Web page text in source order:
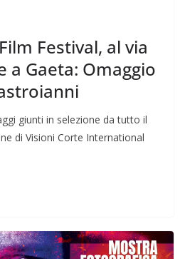
Festival, al via
a Gaeta: Omaggio
giunti in selezione da tutto il
di Visioni Corte International